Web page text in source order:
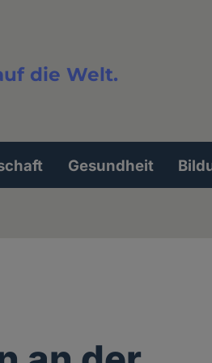
die Welt.
Gesundheit